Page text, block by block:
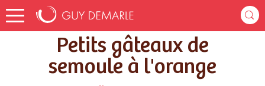
Accueil Recettes Petits gâteaux de semoule à l'orange
Petits gâteaux de
semoule à l'orange